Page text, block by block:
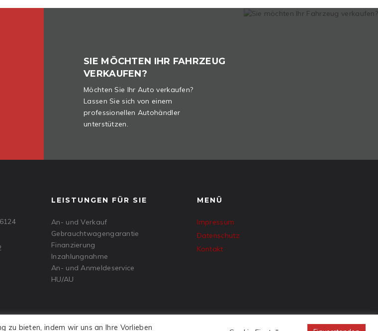
SIE MÖCHTEN IHR FAHRZEUG
VERKAUFEN?
Möchten Sie Ihr Auto verkaufen?
Lassen Sie sich von einem
professionellen Autohändler
unterstützen.
LEISTUNGEN FÜR SIE
An- und Verkauf
Gebrauchtwagengarantie
Finanzierung
Inzahlungnahme
An- und Anmeldeservice
HU/AU
MENÜ
Impressum
Datenschutz
Kontakt
zu bieten, indem wir uns an Ihre Vorlieben